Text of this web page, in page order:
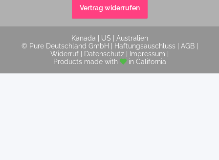
Vertrag widerrufen
Kanada US
Australien
© Pure Deutschland GmbH |
Haftungsauschluss AGB
Widerruf
Datenschutz Impressum
Products made with
in California